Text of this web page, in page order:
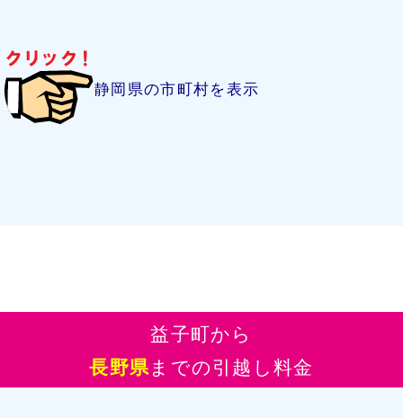
静岡県の市町村を表示
益子町から
長野県までの引越し料金